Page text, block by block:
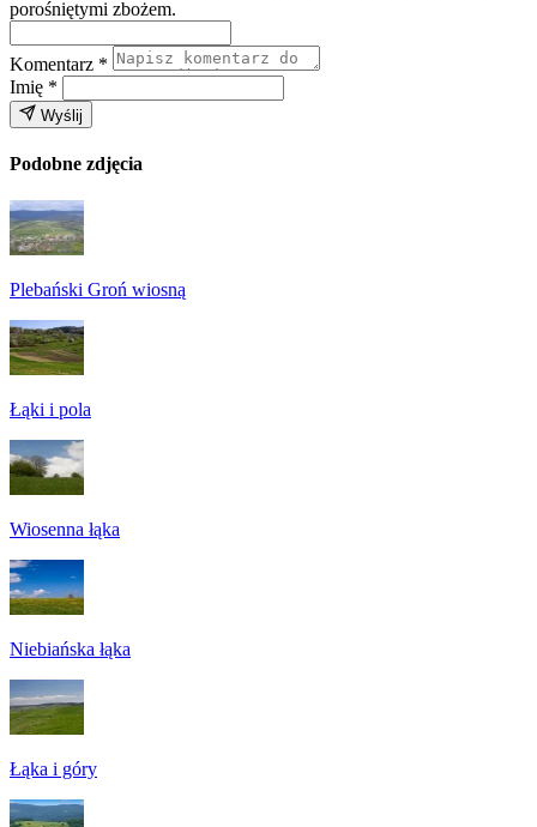
porośniętymi zbożem.
Komentarz *
Imię *
Wyślij
Podobne zdjęcia
Plebański Groń wiosną
Łąki i pola
Wiosenna łąka
Niebiańska łąka
Łąka i góry